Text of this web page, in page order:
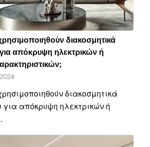
διακοσμητικά
απόκρυψη ηλεκτρικών ή
διακοσμητικά
για απόκρυψη ηλεκτρικών ή